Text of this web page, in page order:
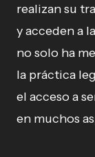
realizan su
y acceden a
no solo ha
la práctica
el acceso a
en muchos